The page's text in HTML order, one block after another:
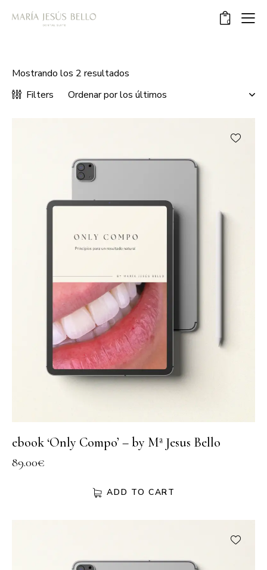
0
Mostrando los 2 resultados
Filters
ebook ‘Only Compo’ – by Mª Jesus Bello
89.00€
ADD TO CART